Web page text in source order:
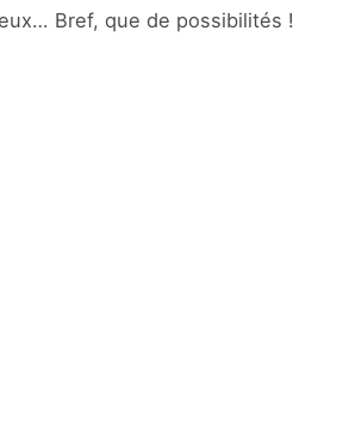
eux… Bref, que de possibilités !